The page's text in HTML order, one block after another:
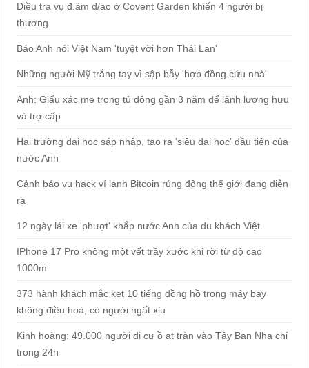
Điều tra vụ đ.âm d/ao ở Covent Garden khiến 4 người bị
thương
Báo Anh nói Việt Nam 'tuyệt vời hơn Thái Lan'
Những người Mỹ trắng tay vì sập bẫy 'hợp đồng cứu nhà'
Anh: Giấu xác mẹ trong tủ đông gần 3 năm để lãnh lương hưu
và trợ cấp
Hai trường đại học sáp nhập, tạo ra 'siêu đại học' đầu tiên của
nước Anh
Cảnh báo vụ hack ví lạnh Bitcoin rúng động thế giới đang diễn
ra
12 ngày lái xe 'phượt' khắp nước Anh của du khách Việt
IPhone 17 Pro không một vết trầy xước khi rời từ độ cao
1000m
373 hành khách mắc kẹt 10 tiếng đồng hồ trong máy bay
không điều hoà, có người ngất xỉu
Kinh hoàng: 49.000 người di cư ồ ạt tràn vào Tây Ban Nha chỉ
trong 24h